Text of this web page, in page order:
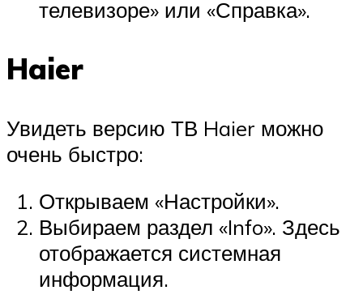
телевизоре» или «Справка».
Haier
Увидеть версию ТВ Haier можно
очень быстро:
Открываем «Настройки».
Выбираем раздел «Info». Здесь
отображается системная
информация.